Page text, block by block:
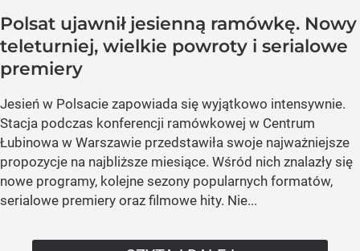
Polsat ujawnił jesienną ramówkę. Nowy
teleturniej, wielkie powroty i serialowe
premiery
Jesień w Polsacie zapowiada się wyjątkowo intensywnie.
Stacja podczas konferencji ramówkowej w Centrum
Łubinowa w Warszawie przedstawiła swoje najważniejsze
propozycje na najbliższe miesiące. Wśród nich znalazły się
nowe programy, kolejne sezony popularnych formatów,
serialowe premiery oraz filmowe hity. Nie...